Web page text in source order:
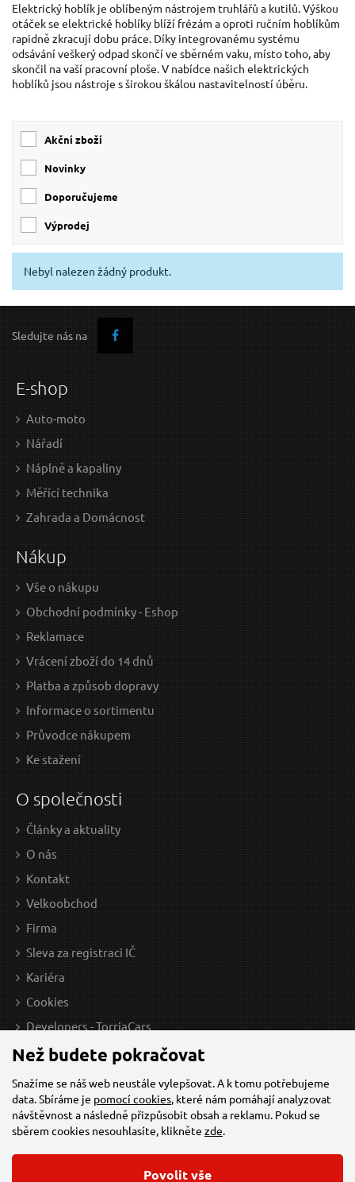
Elektrický hoblík je oblíbeným nástrojem truhlářů a kutilů. Výškou
otáček se elektrické hoblíky blíží frézám a oproti ručním hoblíkům
rapidně zkracují dobu práce. Díky integrovanému systému
odsávání veškerý odpad skončí ve sběrném vaku, místo toho, aby
skončil na vaší pracovní ploše. V nabídce našich elektrických
hoblíků jsou nástroje s širokou škálou nastavitelností úběru.
Akční zboží
Novinky
Doporučujeme
Výprodej
Nebyl nalezen žádný produkt.
Sledujte nás na
E-shop
Auto-moto
Nářadí
Náplně a kapaliny
Měřící technika
Zahrada a Domácnost
Nákup
Vše o nákupu
Obchodní podmínky - Eshop
Reklamace
Vrácení zboží do 14 dnů
Platba a způsob dopravy
Informace o sortimentu
Průvodce nákupem
Ke stažení
O společnosti
Články a aktuality
O nás
Kontakt
Velkoobchod
Firma
Sleva za registraci IČ
Kariéra
Cookies
Developers - TorriaCars
Než budete pokračovat
Snažíme se náš web neustále vylepšovat. A k tomu potřebujeme
data. Sbíráme je pomocí cookies, které nám pomáhají analyzovat
návštěvnost a následně přizpůsobit obsah a reklamu. Pokud se
sběrem cookies nesouhlasíte, klikněte zde.
Povolit vše